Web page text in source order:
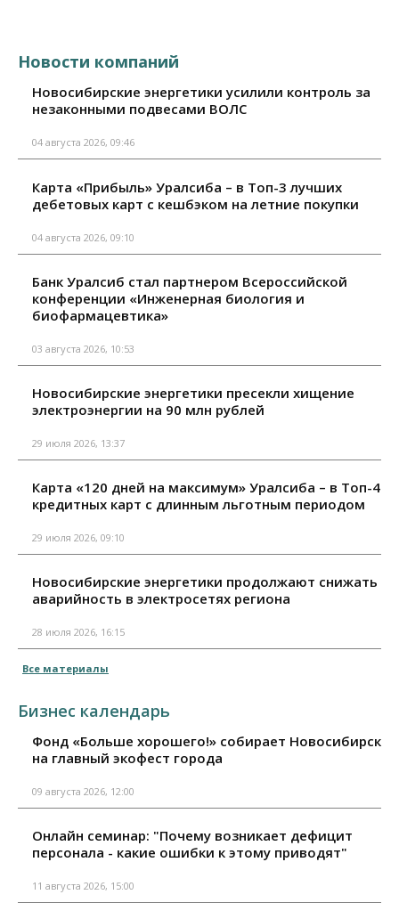
Новости компаний
Новосибирские энергетики усилили контроль за
незаконными подвесами ВОЛС
04 августа 2026, 09:46
Карта «Прибыль» Уралсиба – в Топ-3 лучших
дебетовых карт с кешбэком на летние покупки
04 августа 2026, 09:10
Банк Уралсиб стал партнером Всероссийской
конференции «Инженерная биология и
биофармацевтика»
03 августа 2026, 10:53
Новосибирские энергетики пресекли хищение
электроэнергии на 90 млн рублей
29 июля 2026, 13:37
Карта «120 дней на максимум» Уралсиба – в Топ-4
кредитных карт с длинным льготным периодом
29 июля 2026, 09:10
Новосибирские энергетики продолжают снижать
аварийность в электросетях региона
28 июля 2026, 16:15
Все материалы
Бизнес календарь
Фонд «Больше хорошего!» собирает Новосибирск
на главный экофест города
09 августа 2026, 12:00
Онлайн семинар: "Почему возникает дефицит
персонала - какие ошибки к этому приводят"
11 августа 2026, 15:00